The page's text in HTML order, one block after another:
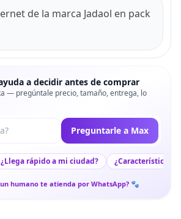
de la marca Jadaol en pack
a decidir antes de comprar
— pregúntale precio, tamaño, entrega, lo
Preguntarle a Max
¿Llega rápido a mi ciudad? ¿Características
humano te atienda por WhatsApp? 🐾